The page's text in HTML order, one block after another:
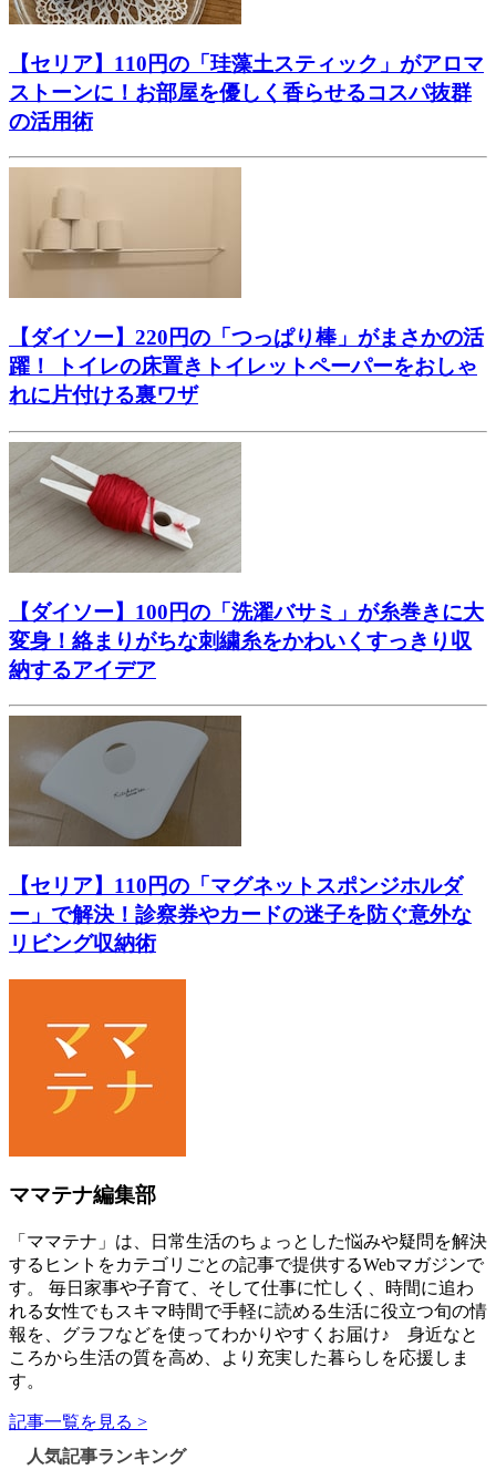
【セリア】110円の「珪藻土スティック」がアロマ
ストーンに！お部屋を優しく香らせるコスパ抜群
の活用術
【ダイソー】220円の「つっぱり棒」がまさかの活
躍！ トイレの床置きトイレットペーパーをおしゃ
れに片付ける裏ワザ
【ダイソー】100円の「洗濯バサミ」が糸巻きに大
変身！絡まりがちな刺繍糸をかわいくすっきり収
納するアイデア
【セリア】110円の「マグネットスポンジホルダ
ー」で解決！診察券やカードの迷子を防ぐ意外な
リビング収納術
ママテナ編集部
「ママテナ」は、日常生活のちょっとした悩みや疑問を解決
するヒントをカテゴリごとの記事で提供するWebマガジンで
す。 毎日家事や子育て、そして仕事に忙しく、時間に追わ
れる女性でもスキマ時間で手軽に読める生活に役立つ旬の情
報を、グラフなどを使ってわかりやすくお届け♪ 身近なと
ころから生活の質を高め、より充実した暮らしを応援しま
す。
記事一覧を見る >
人気記事ランキング